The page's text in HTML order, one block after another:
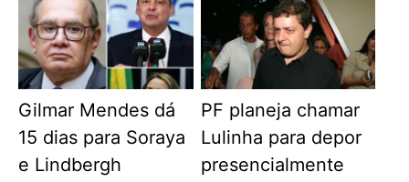
Gilmar Mendes dá
15 dias para Soraya
e Lindbergh
PF planeja chamar
Lulinha para depor
presencialmente